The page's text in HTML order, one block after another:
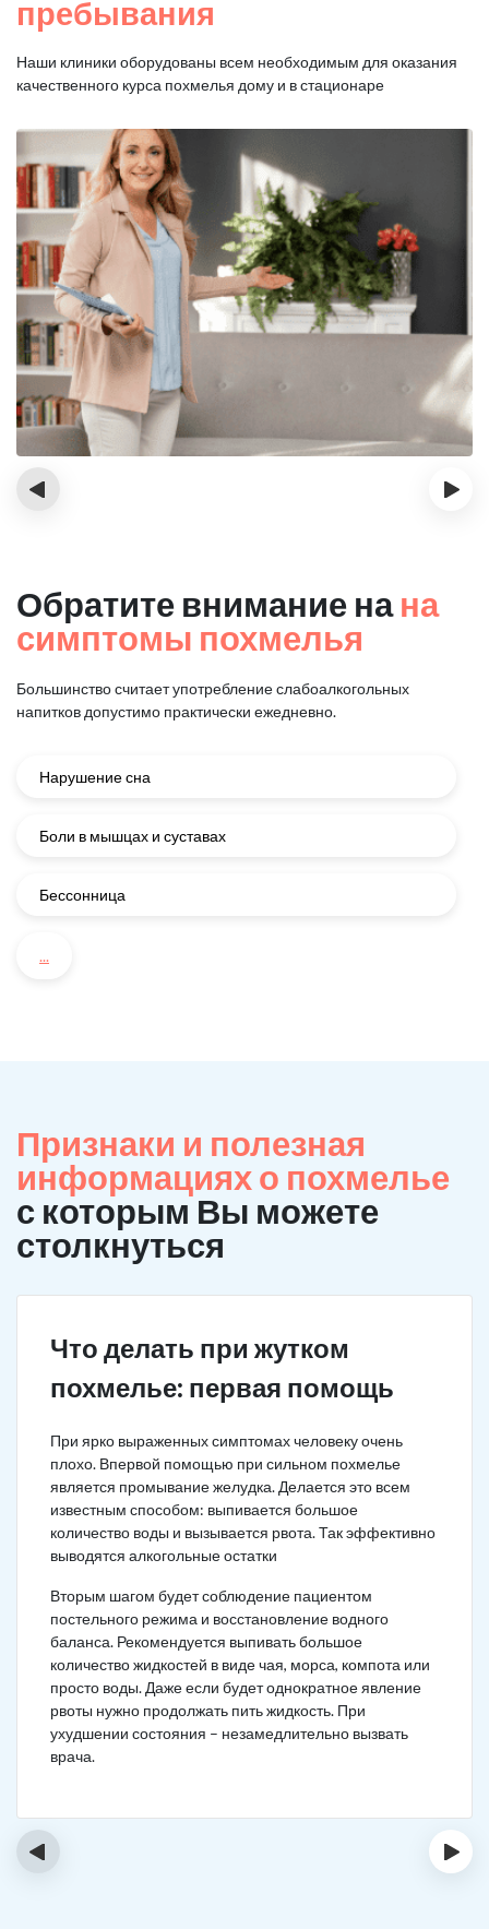
пребывания
Наши клиники оборудованы всем необходимым для оказания
качественного курса похмелья дому и в стационаре
‹ ›
Обратите внимание нана
симптомы похмелья
Большинство считает употребление слабоалкогольных
напитков допустимо практически ежедневно.
Нарушение сна
Боли в мышцах и суставах
Бессонница
...
Признаки и полезная
информациях о похмелье
с которым Вы можете
столкнуться
Что делать при жутком
похмелье: первая помощь
При ярко выраженных симптомах человеку очень
плохо. Впервой помощью при сильном похмелье
является промывание желудка. Делается это всем
известным способом: выпивается большое
количество воды и вызывается рвота. Так эффективно
выводятся алкогольные остатки
Вторым шагом будет соблюдение пациентом
постельного режима и восстановление водного
баланса. Рекомендуется выпивать большое
количество жидкостей в виде чая, морса, компота или
просто воды. Даже если будет однократное явление
рвоты нужно продолжать пить жидкость. При
ухудшении состояния – незамедлительно вызвать
врача.
‹ ›